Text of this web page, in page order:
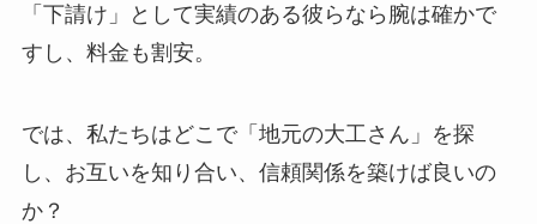
「下請け」として実績のある彼らなら腕は確かで
すし、料金も割安。
では、私たちはどこで「地元の大工さん」を探
し、お互いを知り合い、信頼関係を築けば良いの
か？